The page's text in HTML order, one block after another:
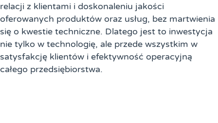
relacji z klientami i doskonaleniu jakości
oferowanych produktów oraz usług, bez martwienia
się o kwestie techniczne. Dlatego jest to inwestycja
nie tylko w technologię, ale przede wszystkim w
satysfakcję klientów i efektywność operacyjną
całego przedsiębiorstwa.